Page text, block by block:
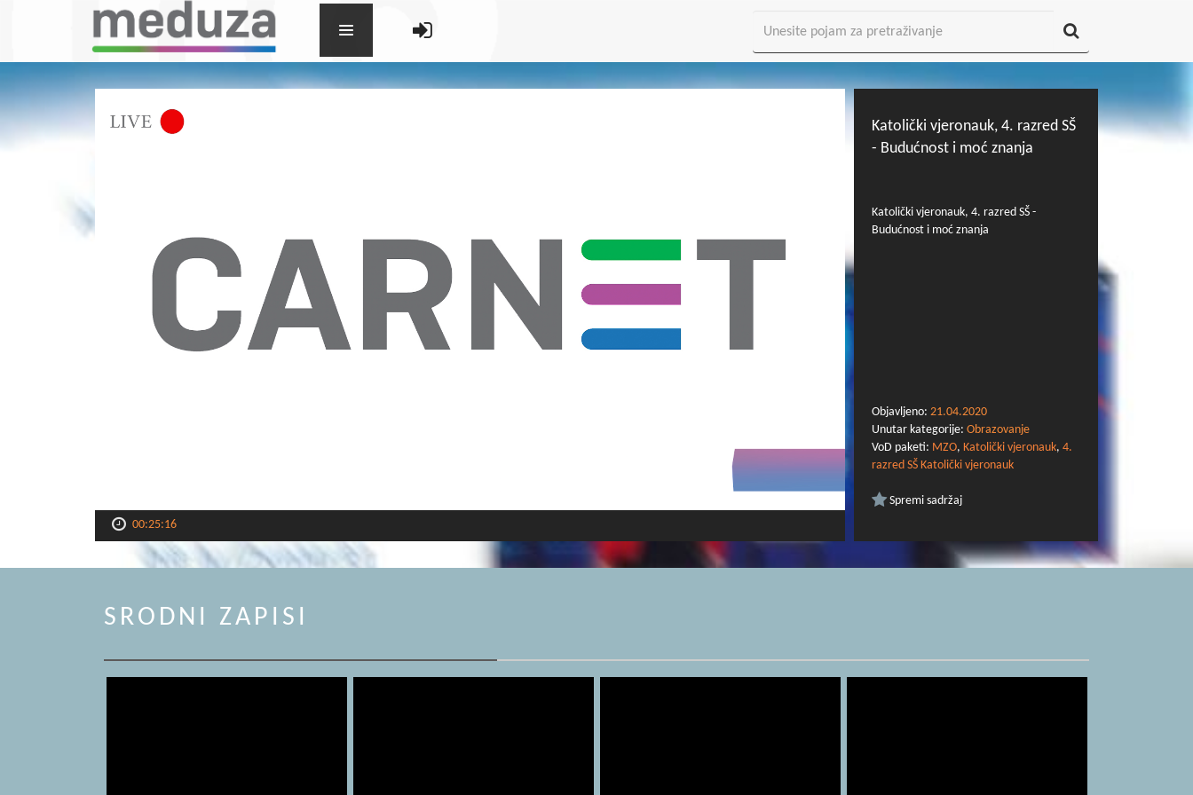
00:25:16
Katolički vjeronauk, 4. razred SŠ
- Budućnost i moć znanja
Katolički vjeronauk, 4. razred SŠ -
Budućnost i moć znanja
Objavljeno: 21.04.2020
Unutar kategorije: Obrazovanje
VoD paketi: MZO, Katolički vjeronauk, 4.
razred SŠ Katolički vjeronauk
Spremi sadržaj
SRODNI ZAPISI